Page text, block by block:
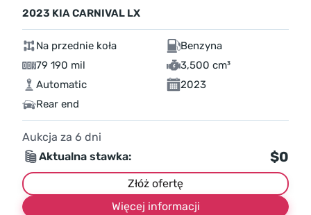
2023 KIA CARNIVAL LX
Na przednie koła
Benzyna
79 190 mil
3,500 cm³
Automatic
2023
Rear end
Aukcja za 6 dni
Aktualna stawka:
$0
Złóż ofertę
Więcej informacji